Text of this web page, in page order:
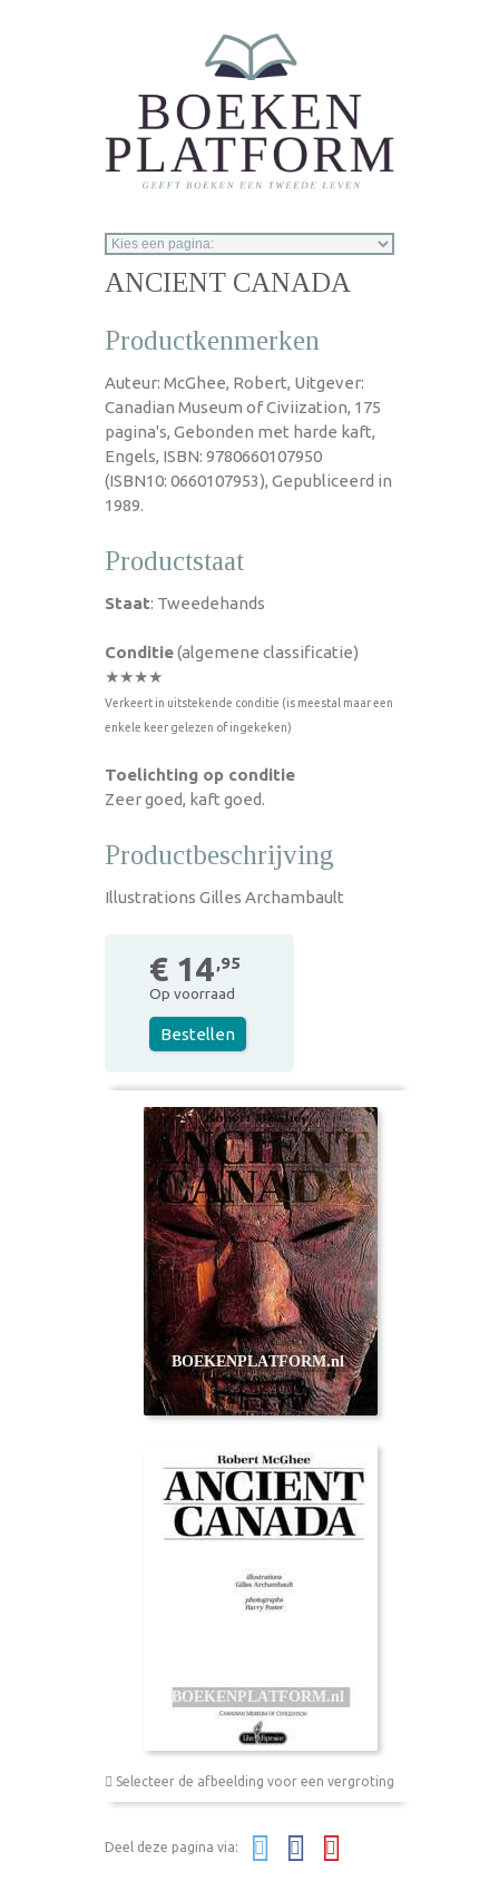
ANCIENT CANADA
Productkenmerken
Auteur: McGhee, Robert, Uitgever:
Canadian Museum of Civiization, 175
pagina's, Gebonden met harde kaft,
Engels, ISBN: 9780660107950
(ISBN10: 0660107953), Gepubliceerd in
1989.
Productstaat
Staat: Tweedehands
Conditie(algemene classificatie)
★★★★
Verkeert in uitstekende conditie (is meestal maar een
enkele keer gelezen of ingekeken)
Toelichting op conditie
Zeer goed, kaft goed.
Productbeschrijving
Illustrations Gilles Archambault
€ 14,95
Op voorraad
Bestellen
Selecteer de afbeelding voor een vergroting
Deel deze pagina via: